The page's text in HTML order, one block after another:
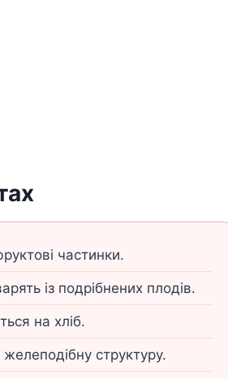
частинки.
із подрібнених плодів.
на хліб.
структуру.